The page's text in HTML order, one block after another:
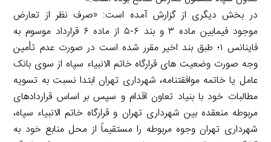
در بخش دیگری از گزارش آمده است: «صرف نظر از تعارض
موجود فیمابین ماده ۳ و بند ۶-۵ از ماده ۶ قرارداد موسوم به
فاینانس ۱؛ طبق بند اخیر مقرر شده است در صورت عدم تأمین
وجه صورت وضعیت های قرارگاه خاتم الانبیاء سپاه از سوی بانک
عامل یا خاتمه موافقتنامه، شهرداری تهران ابتدا نسبت به تسویه
مطالبات خود با بنیاد تعاون اقدام و سپس بر اساس قراردادهای
مربوطه منعقده بین شهرداری تهران و قرارگاه خاتم الانبیاء سپاه،
شهرداری تهران وجوه مربوطه را مستقیماً از محل منابع خود به